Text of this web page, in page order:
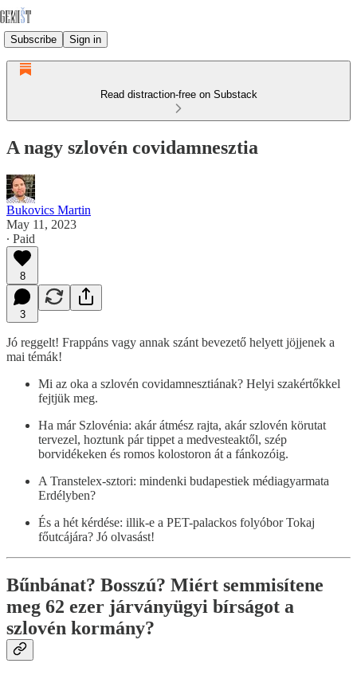
Subscribe Sign in
Read distraction-free on Substack
A nagy szlovén covidamnesztia
Bukovics Martin
May 11, 2023
∙ Paid
8
3
Jó reggelt! Frappáns vagy annak szánt bevezető helyett jöjjenek a
mai témák!
Mi az oka a szlovén covidamnesztiának? Helyi szakértőkkel
fejtjük meg.
Ha már Szlovénia: akár átmész rajta, akár szlovén körutat
tervezel, hoztunk pár tippet a medvesteaktől, szép
borvidékeken és romos kolostoron át a fánkozóig.
A Transtelex-sztori: mindenki budapestiek médiagyarmata
Erdélyben?
És a hét kérdése: illik-e a PET-palackos folyóbor Tokaj
főutcájára? Jó olvasást!
Bűnbánat? Bosszú? Miért semmisítene
meg 62 ezer járványügyi bírságot a
szlovén kormány?